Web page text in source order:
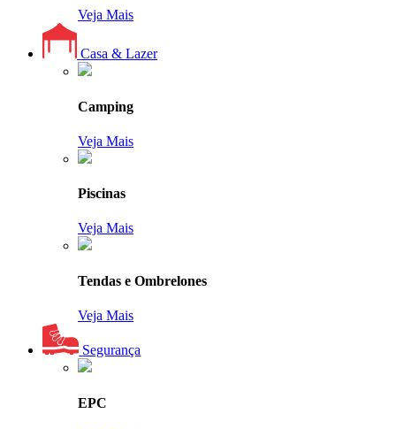
Veja Mais
Casa & Lazer
Camping
Veja Mais
Piscinas
Veja Mais
Tendas e Ombrelones
Veja Mais
Segurança
EPC